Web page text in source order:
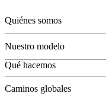
Quiénes somos
Nuestro modelo
Qué hacemos
Jóvenes
Caminos globales